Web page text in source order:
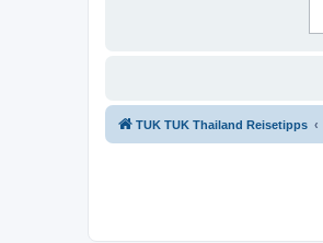
TUK TUK Thailand Reisetipps